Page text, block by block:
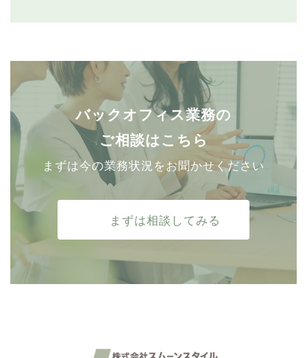
バックオフィス業務の
ご相談はこちら
まずは今の業務状況をお聞かせください
まずは相談してみる